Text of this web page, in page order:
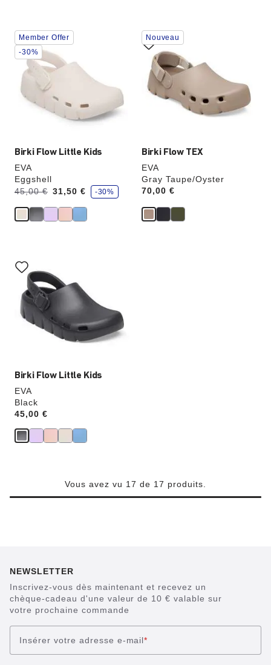
Birki Flow Little Kids
EVA
Eggshell
Avant:
45,00 €
à 31,50 €
é
c
n
o
-30%
Cliquer
sur
les
échantillons
couleurs
modifiera
l’image
Member Offer
-30%
Birki Flow TEX
EVA
Gray Taupe/Oyster
Price:
70,00 €
Cliquer
sur
les
échantillons
couleurs
modifiera
Nouveau
Birki Flow Little Kids
EVA
Black
Price:
45,00 €
sur
les
échantillons
couleurs
modifiera
l’image
Vous avez vu 17 de 17 produits.
NEWSLETTER
Inscrivez-vous dès maintenant et recevez un
chèque-cadeau d'une valeur de 10 € valable sur
votre prochaine commande
Insérer votre adresse e-mail*